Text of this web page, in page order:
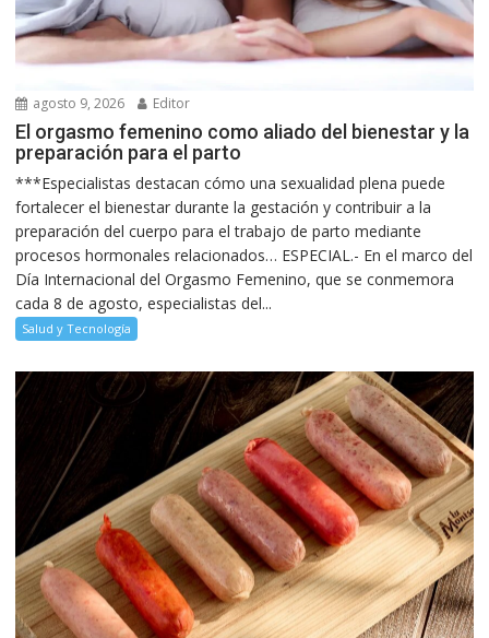
agosto 9, 2026 Editor
El orgasmo femenino como aliado del bienestar y la
preparación para el parto
***Especialistas destacan cómo una sexualidad plena puede
fortalecer el bienestar durante la gestación y contribuir a la
preparación del cuerpo para el trabajo de parto mediante
procesos hormonales relacionados… ESPECIAL.- En el marco del
Día Internacional del Orgasmo Femenino, que se conmemora
cada 8 de agosto, especialistas del...
Salud y Tecnología